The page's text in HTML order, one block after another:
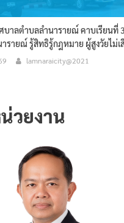
ศบาลตำบลลำนารายณ์ คาบเรียนที่
รายณ์ รู้สิทธิรู้กฎหมาย ผู้สูงวัยไม่เ
lamnaraicity@2021
วยงาน